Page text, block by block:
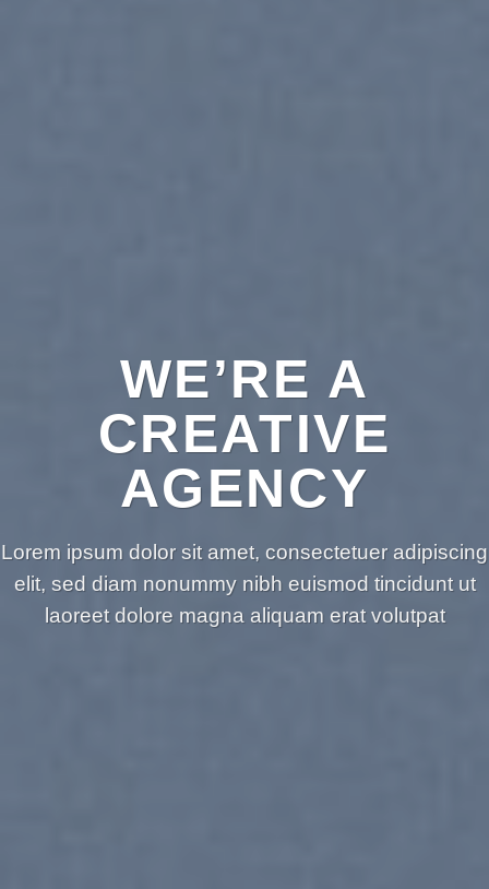
WE’RE A
CREATIVE
AGENCY
Lorem ipsum dolor sit amet, consectetuer adipiscing
elit, sed diam nonummy nibh euismod tincidunt ut
laoreet dolore magna aliquam erat volutpat